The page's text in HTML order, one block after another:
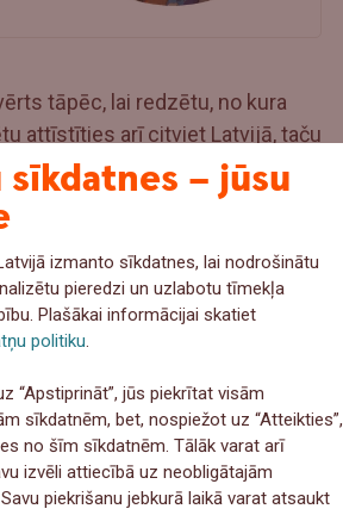
tāpēc, lai redzētu, no kura
attīstīties arī citviet Latvijā, taču
un līdz ar to uzņēmums ārpus
mūsu “Biotēkas” klienti,
jaunās māmiņas, kuras
par vienu no daudzajiem
pēc īpašnieka vārdiem, tas
sīkdatnes – jūsu
izmanto sīkdatnes, lai nodrošinātu
pieredzi un uzlabotu tīmekļa
Plašākai informācijai skatiet
politiku.
“Apstiprināt”, jūs piekrītat visām
sīkdatnēm, bet, nospiežot uz “Atteikties”,
no šīm sīkdatnēm. Tālāk varat arī
izvēli attiecībā uz neobligātajām
piekrišanu jebkurā laikā varat atsaukt